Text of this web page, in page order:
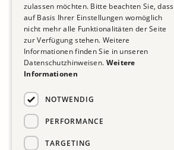
zulassen möchten. Bitte beachten Sie, dass
auf Basis Ihrer Einstellungen womöglich
nicht mehr alle Funktionalitäten der Seite
zur Verfügung stehen. Weitere
Informationen finden Sie in unseren
Datenschutzhinweisen. Weitere
Informationen
NOTWENDIG
PERFORMANCE
TARGETING